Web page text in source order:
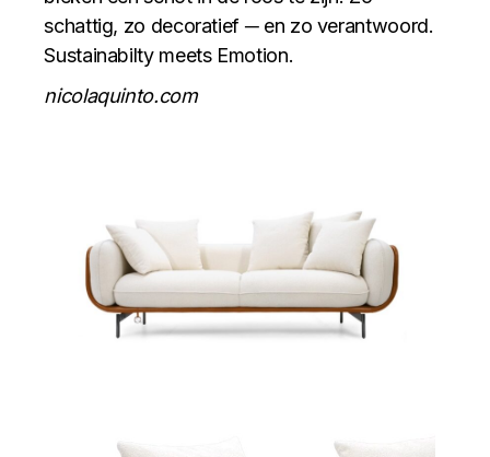
schattig, zo decoratief ─ en zo verantwoord.
Sustainabilty meets Emotion.
nicolaquinto.com